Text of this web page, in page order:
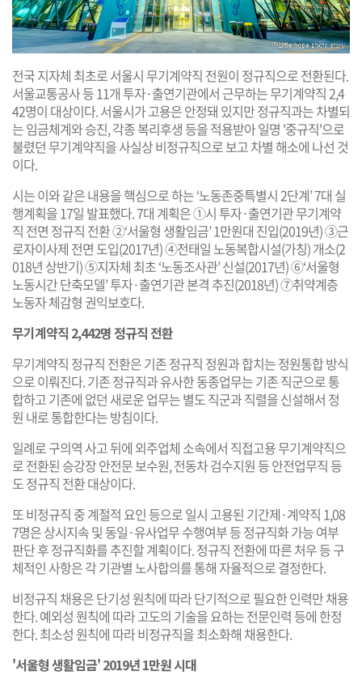
전국 지자체 최초로 서울시 무기계약직 전원이 정규직으로 전환된다.
서울교통공사 등 11개 투자·출연기관에서 근무하는 무기계약직 2,4
42명이 대상이다. 서울시가 고용은 안정돼 있지만 정규직과는 차별되
는 임금체계와 승진, 각종 복리후생 등을 적용받아 일명 '중규직'으로
불렸던 무기계약직을 사실상 비정규직으로 보고 차별 해소에 나선 것
이다.
시는 이와 같은 내용을 핵심으로 하는 ‘노동존중특별시 2단계’ 7대 실
행계획을 17일 발표했다. 7대 계획은 ①시 투자·출연기관 무기계약
직 전면 정규직 전환 ②‘서울형 생활임금’ 1만원대 진입(2019년) ③근
로자이사제 전면 도입(2017년) ④전태일 노동복합시설(가칭) 개소(2
018년 상반기) ⑤지자체 최초 ‘노동조사관’ 신설(2017년) ⑥‘서울형
노동시간 단축모델’ 투자·출연기관 본격 추진(2018년) ⑦취약계층
노동자 체감형 권익보호다.
무기계약직 2,442명 정규직 전환
무기계약직 정규직 전환은 기존 정규직 정원과 합치는 정원통합 방식
으로 이뤄진다. 기존 정규직과 유사한 동종업무는 기존 직군으로 통
합하고 기존에 없던 새로운 업무는 별도 직군과 직렬을 신설해서 정
원 내로 통합한다는 방침이다.
일례로 구의역 사고 뒤에 외주업체 소속에서 직접고용 무기계약직으
로 전환된 승강장 안전문 보수원, 전동차 검수지원 등 안전업무직 등
도 정규직 전환 대상이다.
또 비정규직 중 계절적 요인 등으로 일시 고용된 기간제·계약직 1,08
7명은 상시지속 및 동일·유사업무 수행여부 등 정규직화 가능 여부
판단 후 정규직화를 추진할 계획이다. 정규직 전환에 따른 처우 등 구
체적인 사항은 각 기관별 노사합의를 통해 자율적으로 결정한다.
비정규직 채용은 단기성 원칙에 따라 단기적으로 필요한 인력만 채용
한다. 예외성 원칙에 따라 고도의 기술을 요하는 전문인력 등에 한정
한다. 최소성 원칙에 따라 비정규직을 최소화해 채용한다.
'서울형 생활임금' 2019년 1만원 시대